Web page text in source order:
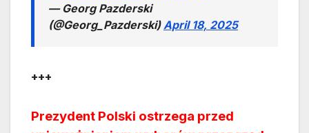
— Georg Pazderski
(@Georg_Pazderski) April 18, 2025
+++
Prezydent Polski ostrzega przed